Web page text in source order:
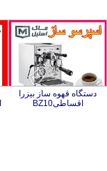
دستگاه قهوه ساز بیزرا
اقساطیBZ10